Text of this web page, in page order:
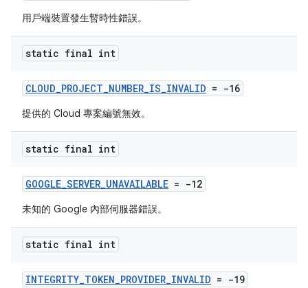
用戶端裝置發生暫時性錯誤。
static final int
CLOUD_PROJECT_NUMBER_IS_INVALID = -16
提供的 Cloud 專案編號無效。
static final int
GOOGLE_SERVER_UNAVAILABLE = -12
未知的 Google 內部伺服器錯誤。
static final int
INTEGRITY_TOKEN_PROVIDER_INVALID = -19